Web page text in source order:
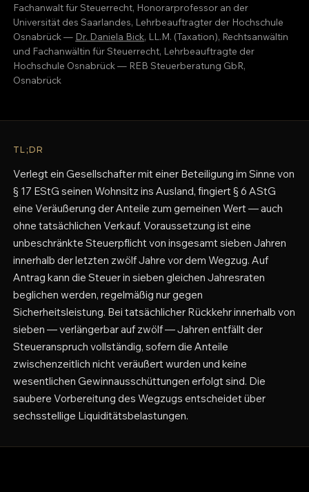
Fachanwalt für Steuerrecht, Honorarprofessor an der
Universität des Saarlandes, Lehrbeauftragter der Hochschule
Osnabrück — Dr. Daniela Bick, LL.M. (Taxation), Rechtsanwältin
und Fachanwältin für Steuerrecht, Lehrbeauftragte der
Hochschule Osnabrück — REB Steuerberatung GbR,
Osnabrück
TL;DR
Verlegt ein Gesellschafter mit einer Beteiligung im Sinne von
§ 17 EStG seinen Wohnsitz ins Ausland, fingiert § 6 AStG
eine Veräußerung der Anteile zum gemeinen Wert — auch
ohne tatsächlichen Verkauf. Voraussetzung ist eine
unbeschränkte Steuerpflicht von insgesamt sieben Jahren
innerhalb der letzten zwölf Jahre vor dem Wegzug. Auf
Antrag kann die Steuer in sieben gleichen Jahresraten
beglichen werden, regelmäßig nur gegen
Sicherheitsleistung. Bei tatsächlicher Rückkehr innerhalb von
sieben — verlängerbar auf zwölf — Jahren entfällt der
Steueranspruch vollständig, sofern die Anteile
zwischenzeitlich nicht veräußert wurden und keine
wesentlichen Gewinnausschüttungen erfolgt sind. Die
saubere Vorbereitung des Wegzugs entscheidet über
sechsstellige Liquiditätsbelastungen.